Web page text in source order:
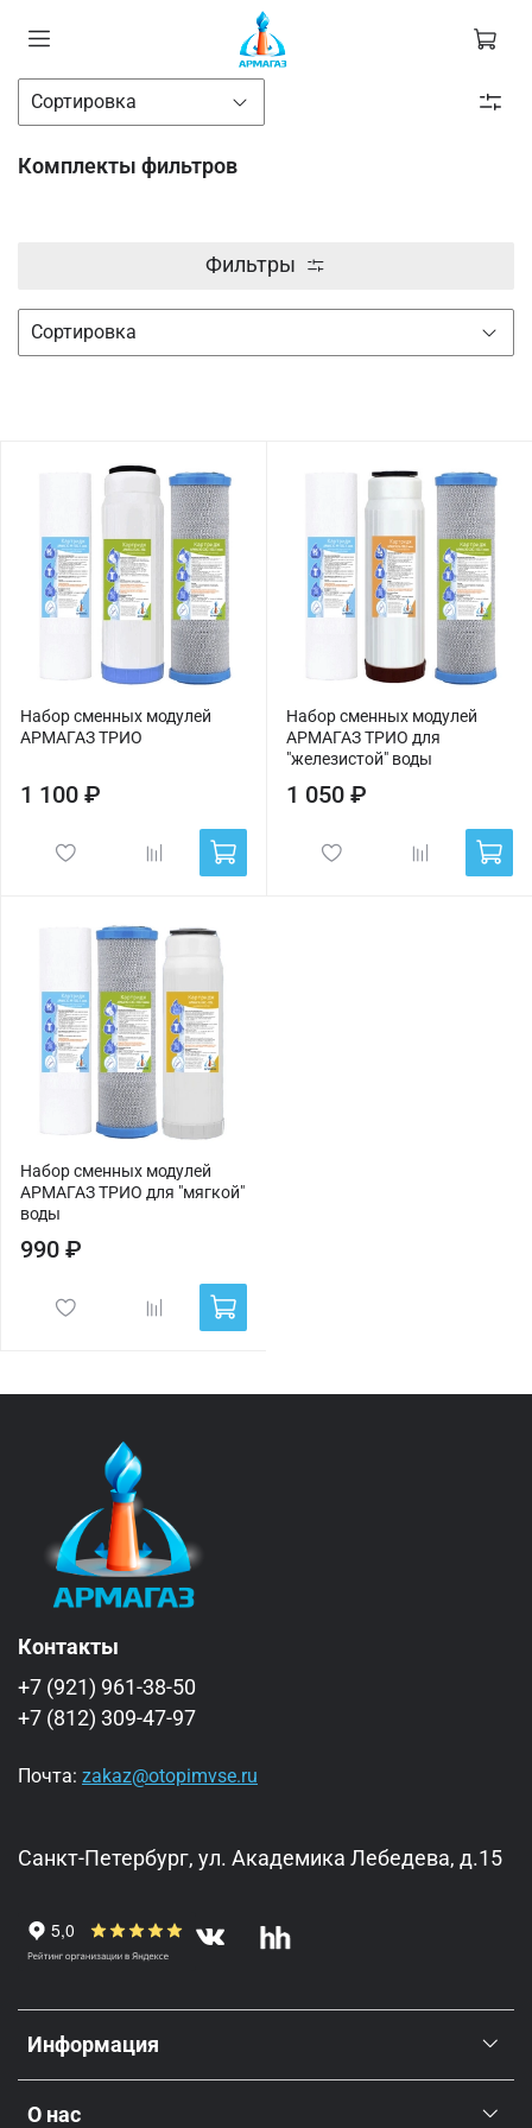
Комплекты фильтров
Фильтры
Набор сменных модулей
АРМАГАЗ ТРИО
1 100 ₽
Набор сменных модулей
АРМАГАЗ ТРИО для
"железистой" воды
1 050 ₽
Набор сменных модулей
АРМАГАЗ ТРИО для "мягкой"
воды
990 ₽
Информация
О нас
Контакты
+7 (921) 961-38-50
+7 (812) 309-47-97
Почта: zakaz@otopimvse.ru
Санкт-Петербург, ул. Академика Лебедева, д.15